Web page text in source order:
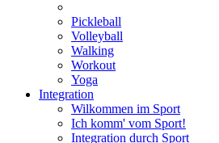
Pickleball
Volleyball
Walking
Workout
Yoga
Integration
Wilkommen im Sport
Ich komm' vom Sport!
Integration durch Sport